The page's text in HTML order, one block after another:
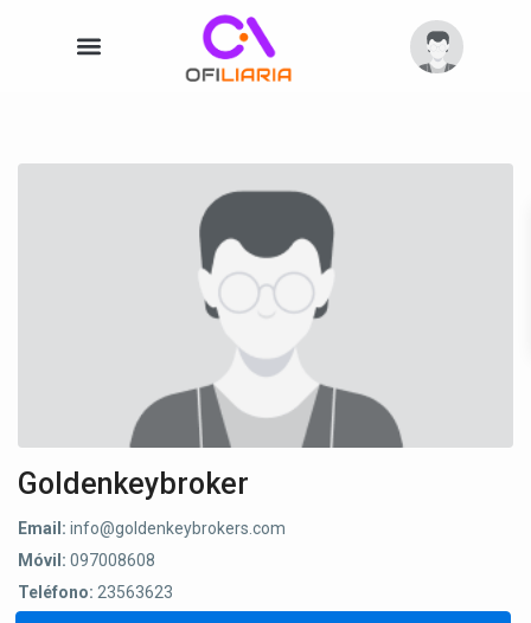
Goldenkeybroker
Email: info@goldenkeybrokers.com
Móvil: 097008608
Teléfono: 23563623